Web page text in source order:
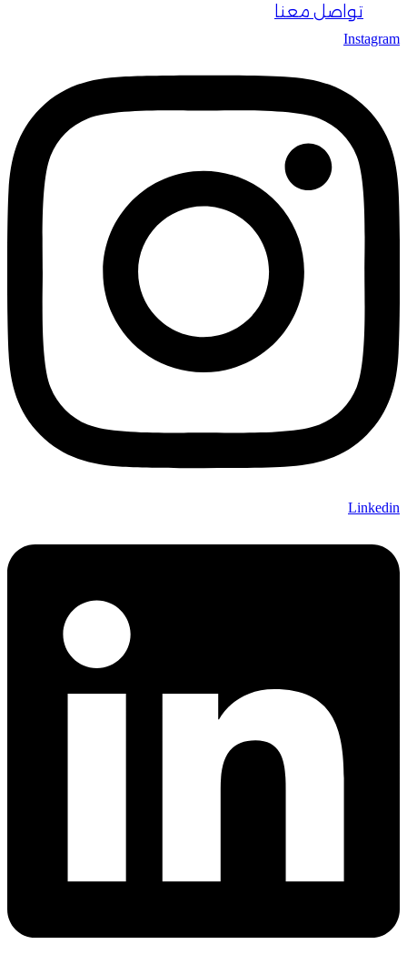
تواصل معنا
Instagram
Linkedin